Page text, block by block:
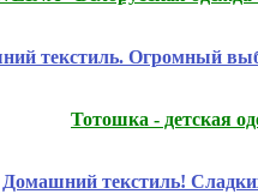
текстиль. Огромный
Тотошка - детская
Домашний текстиль!